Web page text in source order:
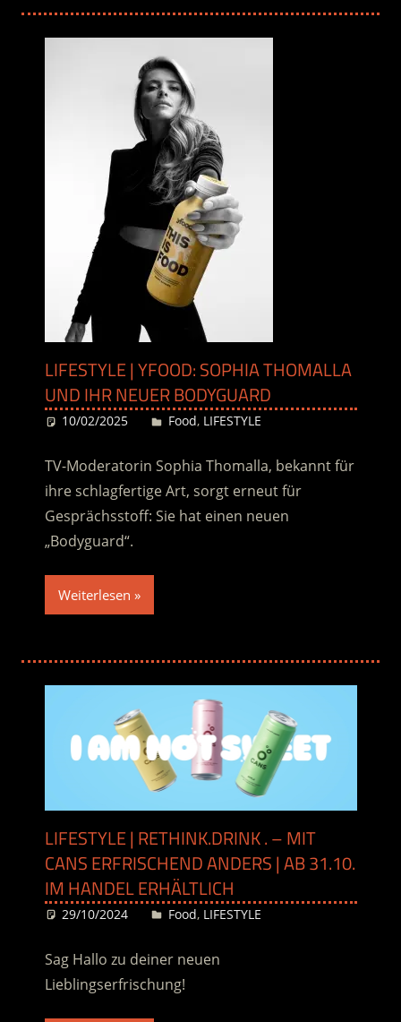
LIFESTYLE | YFOOD: SOPHIA THOMALLA
UND IHR NEUER BODYGUARD
10/02/2025 Desiree
Food, LIFESTYLE
TV-Moderatorin Sophia Thomalla, bekannt für
ihre schlagfertige Art, sorgt erneut für
Gesprächsstoff: Sie hat einen neuen
„Bodyguard“.
Weiterlesen
LIFESTYLE | RETHINK.DRINK . – MIT
CANS ERFRISCHEND ANDERS | AB 31.10.
IM HANDEL ERHÄLTLICH
29/10/2024 Desiree
Food, LIFESTYLE
Sag Hallo zu deiner neuen
Lieblingserfrischung!